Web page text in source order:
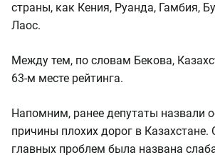
страны, как Кения, Руанда, Гамбия,
Лаос.
Между тем, по словам Бекова,
63-м месте рейтинга.
Напомним, ранее депутаты назвали
причины плохих дорог в Казахстане.
главных проблем была названа